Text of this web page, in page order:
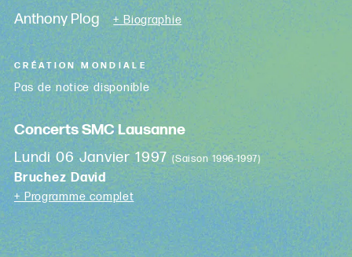
Anthony Plog + Biographie
CRÉATION MONDIALE
Pas de notice disponible
Concerts SMC Lausanne
Lundi 06 Janvier 1997(Saison 1996-1997)
Bruchez David
+ Programme complet